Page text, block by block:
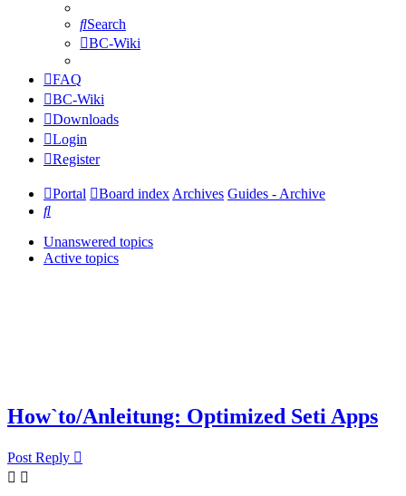
Search
BC-Wiki
FAQ
BC-Wiki
Downloads
Login
Register
Portal Board indexArchives Guides - Archive
Search
Unanswered topics
Active topics
How`to/Anleitung: Optimized Seti Apps
Post Reply